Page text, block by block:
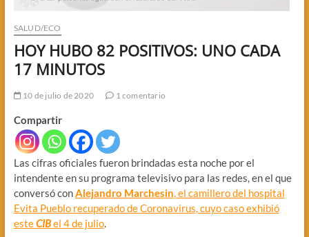
SALUD/ECO
HOY HUBO 82 POSITIVOS: UNO CADA
17 MINUTOS
10 de julio de 2020 1 comentario
Compartir
Las cifras oficiales fueron brindadas esta noche por el
intendente en su programa televisivo para las redes, en el que
conversó conAlejandro Marchesin, el camillero del hospital
Evita Pueblo recuperado de Coronavirus, cuyo caso exhibió
esteCIBel 4 de julio.